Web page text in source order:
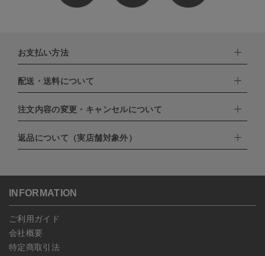
お支払い方法
下記お支払い方法よりお選びいただけます。
・クレジットカード（VISA,mastercard,JCB,AMERICAN
EXPRESS,Diners Club）
・PayPay
・NP後払い
配送・送料について
配達業者：日本郵便
北海道：1,400円
沖縄：1,400円
注文内容の変更・キャンセルについて
ご注文日当日から翌日のAM9:00までにご連絡頂いた場合はキャン
セルは可能です。
ンセルしていただいた後、ご希望の商品のみ再度ご注文お願いしま
予約商品など一部キャンセルが出来ない場合がございます。あらか
じめご了承ください。
返品について（実店舗対象外）
こちらよりご依頼ください。
INFORMATION
ご利用ガイド
会社概要
特定商取引法